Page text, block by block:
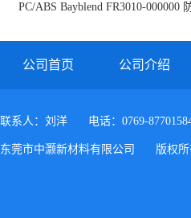
PC/ABS Bayblend FR3010-000000
公司首页 公司介绍
联系人：刘洋 电话：0769-
东莞市中灏新材料有限公司 版权